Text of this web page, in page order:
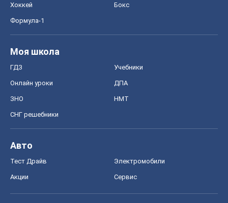
Хоккей Бокс
Формула-1
Моя школа
ГДЗ Учебники
Онлайн уроки ДПА
ЗНО НМТ
СНГ решебники
Авто
Тест Драйв Электромобили
Акции Сервис